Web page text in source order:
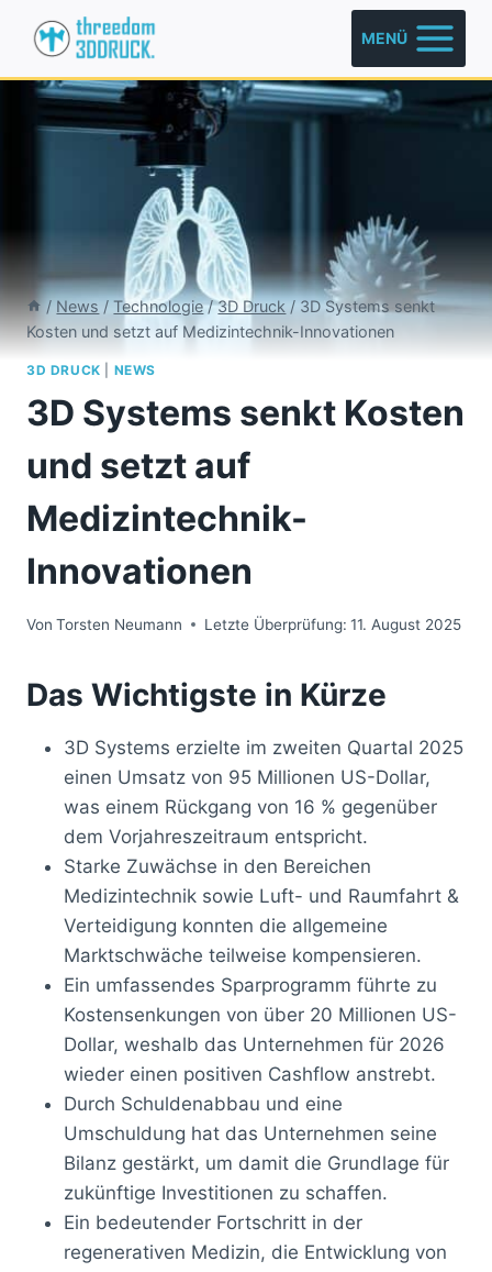
Inhalt
springen
MENÜ
/ News / Technologie / 3D Druck / 3D Systems senkt
Kosten und setzt auf Medizintechnik-Innovationen
3D DRUCK NEWS
3D Systems senkt Kosten
und setzt auf
Medizintechnik-
Innovationen
Von Torsten Neumann Letzte Überprüfung: 11. August 2025
Das Wichtigste in Kürze
3D Systems erzielte im zweiten Quartal 2025
einen Umsatz von 95 Millionen US-Dollar,
was einem Rückgang von 16 % gegenüber
dem Vorjahreszeitraum entspricht.
Starke Zuwächse in den Bereichen
Medizintechnik sowie Luft- und Raumfahrt &
Verteidigung konnten die allgemeine
Marktschwäche teilweise kompensieren.
Ein umfassendes Sparprogramm führte zu
Kostensenkungen von über 20 Millionen US-
Dollar, weshalb das Unternehmen für 2026
wieder einen positiven Cashflow anstrebt.
Durch Schuldenabbau und eine
Umschuldung hat das Unternehmen seine
Bilanz gestärkt, um damit die Grundlage für
zukünftige Investitionen zu schaffen.
Ein bedeutender Fortschritt in der
regenerativen Medizin, die Entwicklung von